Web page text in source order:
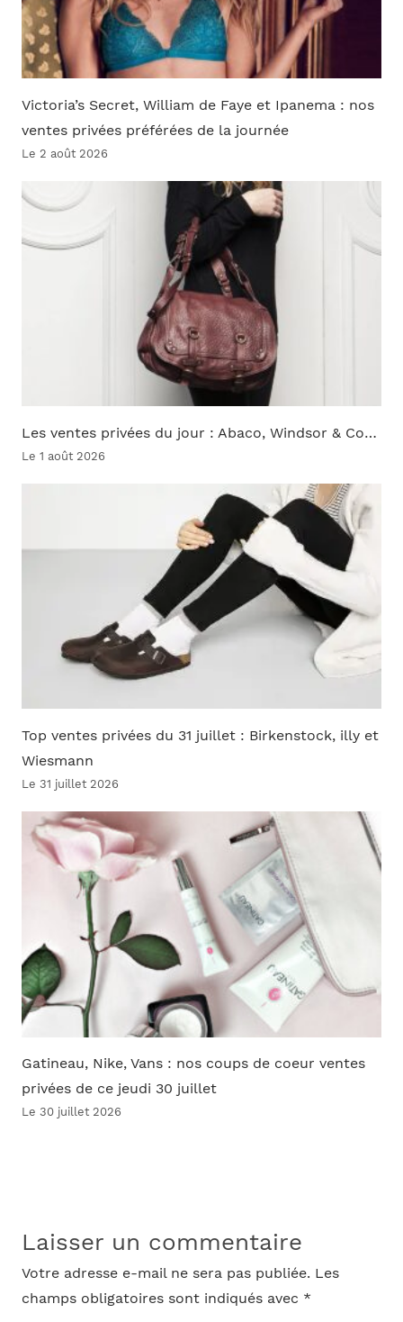
Victoria’s Secret, William de Faye et Ipanema : nos
ventes privées préférées de la journée
Le 2 août 2026
Les ventes privées du jour : Abaco, Windsor & Co…
Le 1 août 2026
Top ventes privées du 31 juillet : Birkenstock, illy et
Wiesmann
Le 31 juillet 2026
Gatineau, Nike, Vans : nos coups de coeur ventes
privées de ce jeudi 30 juillet
Le 30 juillet 2026
Laisser un commentaire
Votre adresse e-mail ne sera pas publiée. Les
champs obligatoires sont indiqués avec *